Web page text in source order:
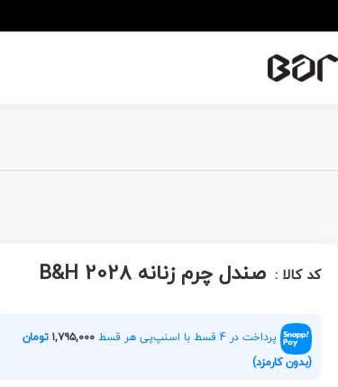
کد کالا : صندل چرم زنانه B&H 2028
پرداخت در 4 قسط با اسنپ‌پی هر قسط ۱,۷۹۵,۰۰۰تومان
(بدون کارمزد)